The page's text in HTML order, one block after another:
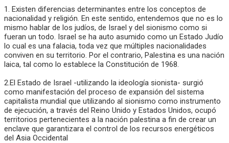
1. Existen diferencias determinantes entre los conceptos de
nacionalidad y religión. En este sentido, entendemos que no es lo
mismo hablar de los judíos, de Israel y del sionismo como si
fueran un todo. Israel se ha auto asumido como un Estado Judío
lo cual es una falacia, toda vez que múltiples nacionalidades
conviven en su territorio. Por el contrario, Palestina es una nación
laica, tal como lo establece la Constitución de 1968.
2.El Estado de Israel -utilizando la ideología sionista- surgió
como manifestación del proceso de expansión del sistema
capitalista mundial que utilizando al sionismo como instrumento
de ejecución, a través del Reino Unido y Estados Unidos, ocupó
territorios pertenecientes a la nación palestina a fin de crear un
enclave que garantizara el control de los recursos energéticos
del Asia Occidental